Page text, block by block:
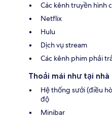
Các kênh truyền hình
Netflix
Hulu
Dịch vụ stream
Các kênh phim phải
Thoải mái như tại nhà
Hệ thống sưởi (điều
độ
Minibar